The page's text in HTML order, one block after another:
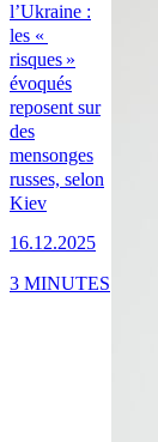
l’Ukraine :
les «
risques »
évoqués
reposent sur
des
mensonges
russes, selon
Kiev
16.12.2025
3 MINUTES